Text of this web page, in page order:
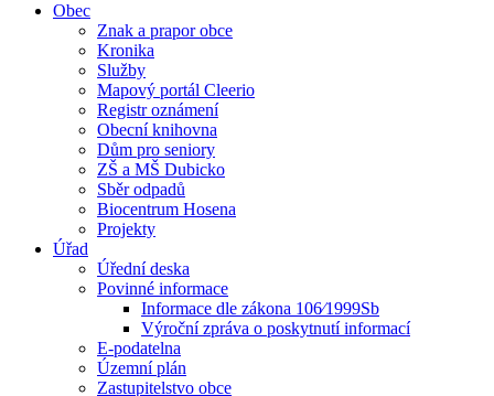
Obec
Znak a prapor obce
Kronika
Služby
Mapový portál Cleerio
Registr oznámení
Obecní knihovna
Dům pro seniory
ZŠ a MŠ Dubicko
Sběr odpadů
Biocentrum Hosena
Projekty
Úřad
Úřední deska
Povinné informace
Informace dle zákona 106⁄1999Sb
Výroční zpráva o poskytnutí informací
E-podatelna
Územní plán
Zastupitelstvo obce